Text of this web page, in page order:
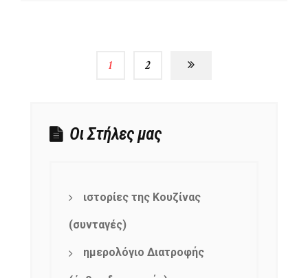
1 2
Οι Στήλες μας
ιστορίες της Κουζίνας
(συνταγές)
ημερολόγιο Διατροφής